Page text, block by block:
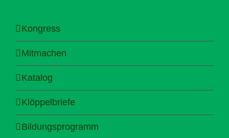
Kongress
Mitmachen
Katalog
Klöppelbriefe
Bildungsprogramm